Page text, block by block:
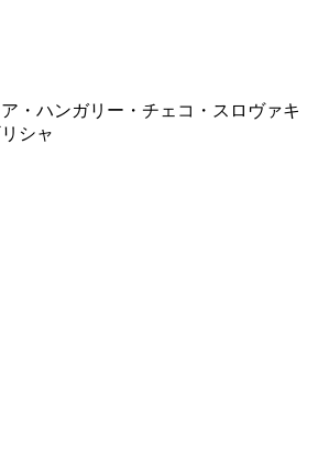
・ハンガリー・チェコ・スロヴァキ
シャ